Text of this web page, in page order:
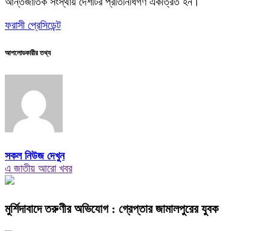
ফরাসী প্রেসিডেন্ট
আপলোডকারীর তথ্য
সকল নিউজ দেখুন
এ জাতীয় আরো খবর
মুর্শিদাবাদে তরুণীর অভিযোগ : গ্রেপ্তার জামালপুরের যুবক